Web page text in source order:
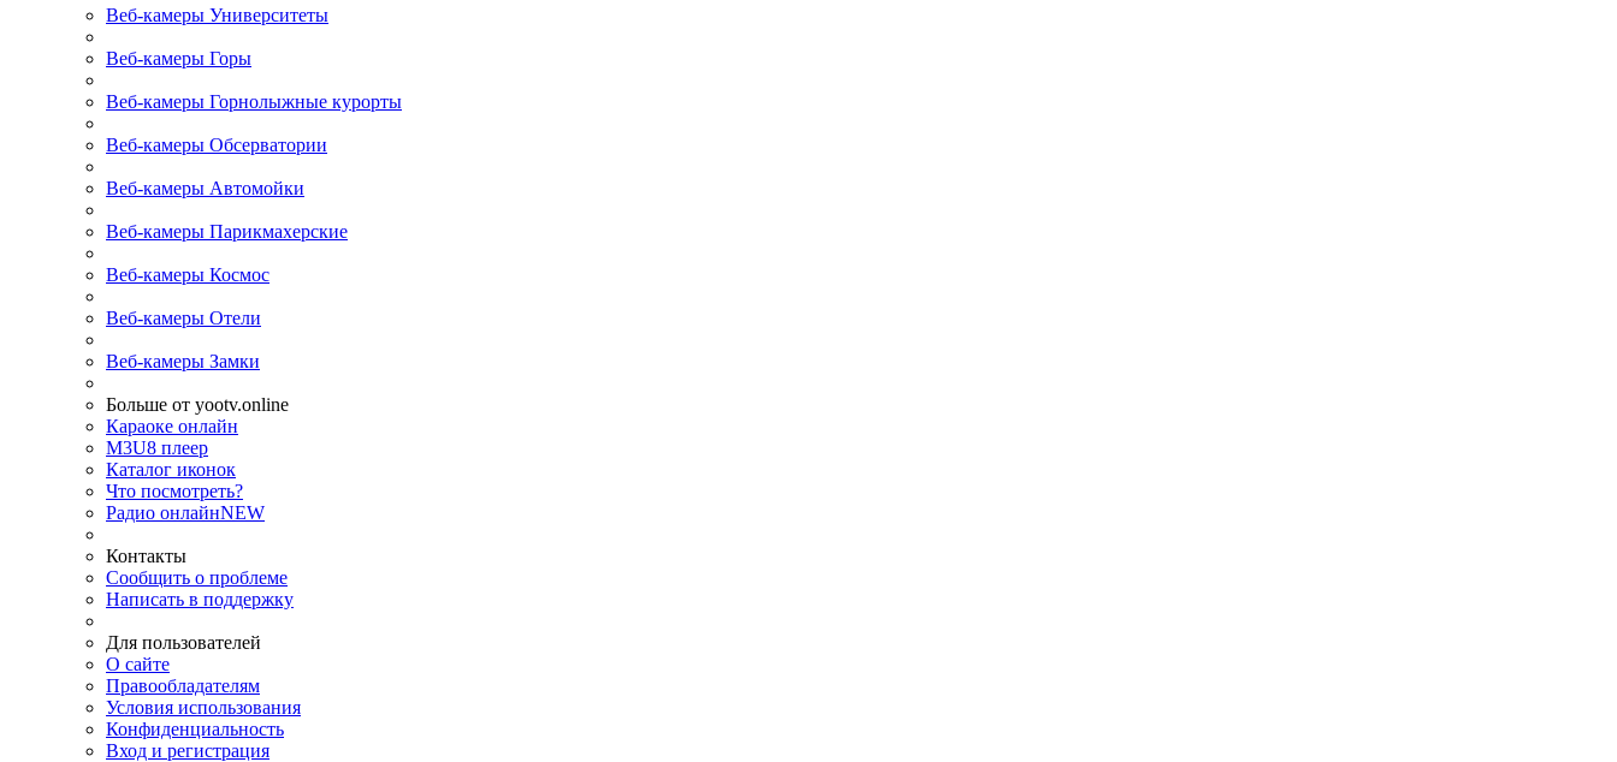
Веб-камеры Университеты
Веб-камеры Горы
Веб-камеры Горнолыжные курорты
Веб-камеры Обсерватории
Веб-камеры Автомойки
Веб-камеры Парикмахерские
Веб-камеры Космос
Веб-камеры Отели
Веб-камеры Замки
Больше от yootv.online
Караоке онлайн
M3U8 плеер
Каталог иконок
Что посмотреть?
Радио онлайнNEW
Контакты
Сообщить о проблеме
Написать в поддержку
Для пользователей
О сайте
Правообладателям
Условия использования
Конфиденциальность
Вход и регистрация